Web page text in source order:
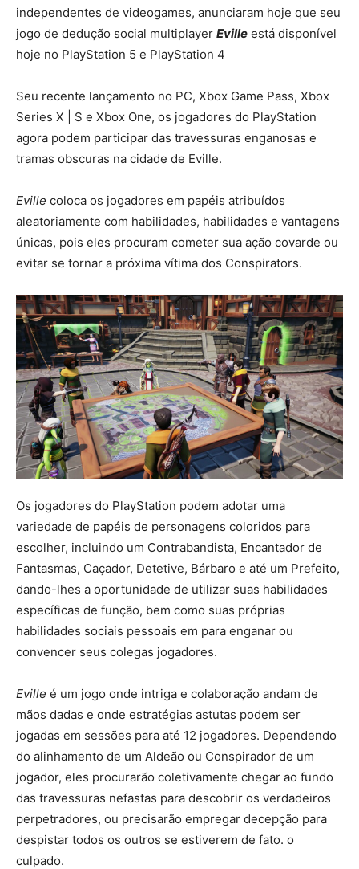
independentes de videogames, anunciaram hoje que seu
jogo de dedução social multiplayer Eville está disponível
hoje no PlayStation 5 e PlayStation 4
Seu recente lançamento no PC, Xbox Game Pass, Xbox
Series X | S e Xbox One, os jogadores do PlayStation
agora podem participar das travessuras enganosas e
tramas obscuras na cidade de Eville.
Eville coloca os jogadores em papéis atribuídos
aleatoriamente com habilidades, habilidades e vantagens
únicas, pois eles procuram cometer sua ação covarde ou
evitar se tornar a próxima vítima dos Conspirators.
Os jogadores do PlayStation podem adotar uma
variedade de papéis de personagens coloridos para
escolher, incluindo um Contrabandista, Encantador de
Fantasmas, Caçador, Detetive, Bárbaro e até um Prefeito,
dando-lhes a oportunidade de utilizar suas habilidades
específicas de função, bem como suas próprias
habilidades sociais pessoais em para enganar ou
convencer seus colegas jogadores.
Eville é um jogo onde intriga e colaboração andam de
mãos dadas e onde estratégias astutas podem ser
jogadas em sessões para até 12 jogadores. Dependendo
do alinhamento de um Aldeão ou Conspirador de um
jogador, eles procurarão coletivamente chegar ao fundo
das travessuras nefastas para descobrir os verdadeiros
perpetradores, ou precisarão empregar decepção para
despistar todos os outros se estiverem de fato. o
culpado.